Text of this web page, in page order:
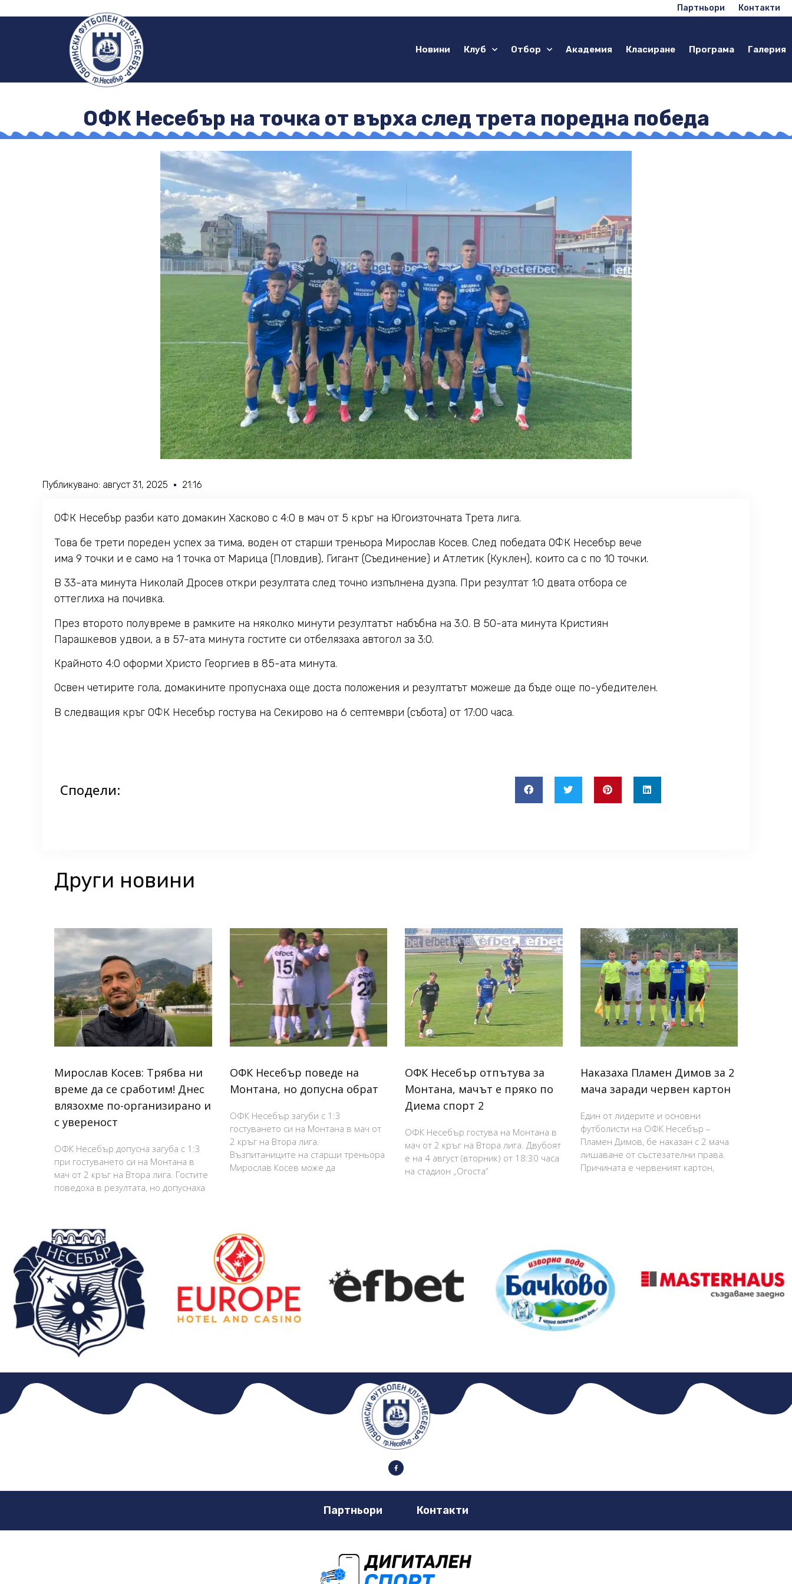
Партньори Контакти
Новини Клуб Отбор Академия Класиране Програма Галерия
ОФК Несебър на точка от върха след трета поредна победа
Публикувано: август 31, 2025 21:16
ОФК Несебър разби като домакин Хасково с 4:0 в мач от 5 кръг на Югоизточната Трета лига.
Това бе трети пореден успех за тима, воден от старши треньора Мирослав Косев. След победата ОФК Несебър вече
има 9 точки и е само на 1 точка от Марица (Пловдив), Гигант (Съединение) и Атлетик (Куклен), които са с по 10 точки.
В 33-ата минута Николай Дросев откри резултата след точно изпълнена дузпа. При резултат 1:0 двата отбора се
оттеглиха на почивка.
През второто полувреме в рамките на няколко минути резултатът набъбна на 3:0. В 50-ата минута Кристиян
Парашкевов удвои, а в 57-ата минута гостите си отбелязаха автогол за 3:0.
Крайното 4:0 оформи Христо Георгиев в 85-ата минута.
Освен четирите гола, домакините пропуснаха още доста положения и резултатът можеше да бъде още по-убедителен.
В следващия кръг ОФК Несебър гостува на Секирово на 6 септември (събота) от 17:00 часа.
Сподели:
Други новини
Мирослав Косев: Трябва ни
време да се сработим! Днес
влязохме по-организирано и
с увереност
ОФК Несебър допусна загуба с 1:3
при гостуването си на Монтана в
мач от 2 кръг на Втора лига. Гостите
поведоха в резултата, но допуснаха
ОФК Несебър поведе на
Монтана, но допусна обрат
ОФК Несебър загуби с 1:3
гостуването си на Монтана в мач от
2 кръг на Втора лига.
Възпитаниците на старши треньора
Мирослав Косев може да
ОФК Несебър отпътува за
Монтана, мачът е пряко по
Диема спорт 2
ОФК Несебър гостува на Монтана в
мач от 2 кръг на Втора лига. Двубоят
е на 4 август (вторник) от 18:30 часа
на стадион „Огоста“
Наказаха Пламен Димов за 2
мача заради червен картон
Един от лидерите и основни
футболисти на ОФК Несебър –
Пламен Димов, бе наказан с 2 мача
лишаване от състезателни права.
Причината е червеният картон,
Партньори Контакти